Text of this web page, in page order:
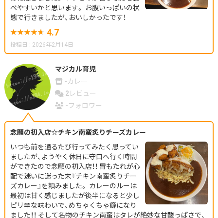
べやすいかと思います。 お腹いっぱいの状
態で行きましたが、おいしかったです！
4.7
投稿日 : 2026年2月14日
マジカル育児
-カレー
2レビュー
-フォロワー
念願の初入店☆チキン南蛮炙りチーズカレー
いつも前を通るたび行ってみたく思ってい
ましたが、ようやく休日に守口へ行く時間
ができたので念願の初入店！！ 胃もたれが心
配で迷いに迷った末『チキン南蛮炙りチー
ズカレー』を頼みました。 カレーのルーは
最初は甘く感じましたが後半になると少し
ピリ辛な味わいで、めちゃくちゃ癖になり
ました！！ そして名物のチキン南蛮はタレが絶妙な甘酸っぱさで、